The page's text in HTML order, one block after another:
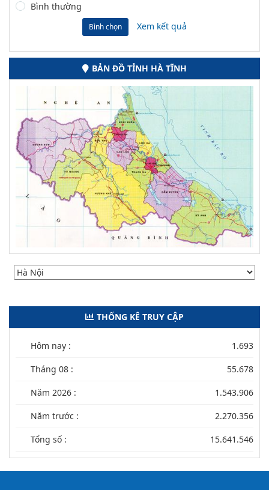
Bình thường
Bình chọn Xem kết quả
BẢN ĐỒ TỈNH HÀ TĨNH
THỐNG KÊ TRUY CẬP
Hôm nay : 1.693
Tháng 08 : 55.678
Năm 2026 : 1.543.906
Năm trước : 2.270.356
Tổng số : 15.641.546